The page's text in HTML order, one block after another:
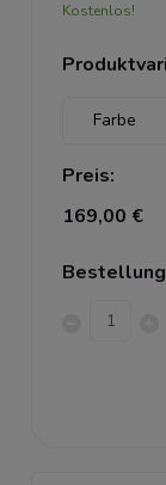
Kostenlos!
Preis:
169,00 €